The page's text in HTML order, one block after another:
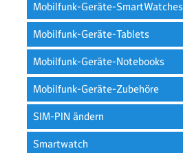
Mobilfunk-Geräte-SmartWatches
Mobilfunk-Geräte-Tablets
Mobilfunk-Geräte-Notebooks
Mobilfunk-Geräte-Zubehöre
SIM-PIN ändern
Smartwatch